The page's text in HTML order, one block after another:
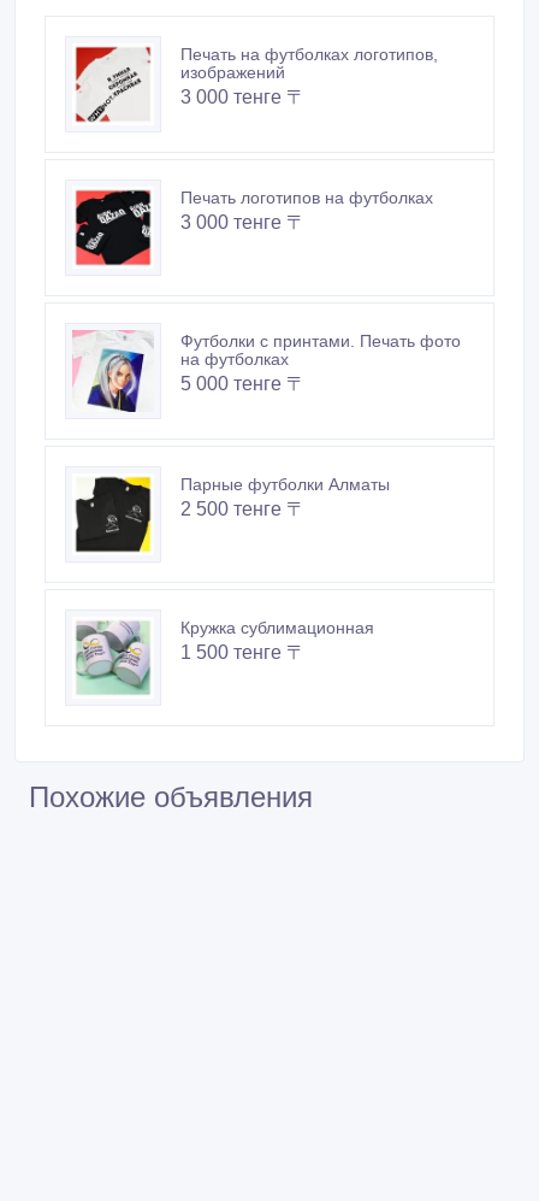
Печать на футболках логотипов,
изображений
3 000 тенге 〒
Печать логотипов на футболках
3 000 тенге 〒
Футболки с принтами. Печать фото
на футболках
5 000 тенге 〒
Парные футболки Алматы
2 500 тенге 〒
Кружка сублимационная
1 500 тенге 〒
Похожие объявления